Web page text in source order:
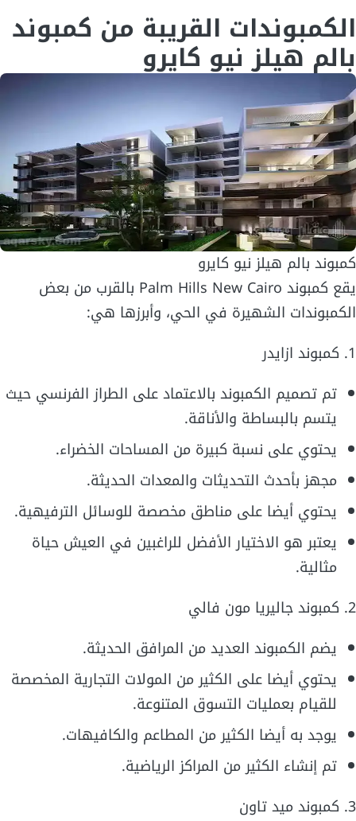
الكمبوندات القريبة من كمبوند
بالم هيلز نيو كايرو
كمبوند بالم هيلز نيو كايرو
يقع كمبوند Palm Hills New Cairo بالقرب من بعض
الكمبوندات الشهيرة في الحي، وأبرزها هي:
1. كمبوند ازايدر
تم تصميم الكمبوند بالاعتماد على الطراز الفرنسي حيث
يتسم بالبساطة والأناقة.
يحتوي على نسبة كبيرة من المساحات الخضراء.
مجهز بأحدث التحديثات والمعدات الحديثة.
يحتوي أيضا على مناطق مخصصة للوسائل الترفيهية.
يعتبر هو الاختيار الأفضل للراغبين في العيش حياة
مثالية.
2. كمبوند جاليريا مون فالي
يضم الكمبوند العديد من المرافق الحديثة.
يحتوي أيضا على الكثير من المولات التجارية المخصصة
للقيام بعمليات التسوق المتنوعة.
يوجد به أيضا الكثير من المطاعم والكافيهات.
تم إنشاء الكثير من المراكز الرياضية.
3. كمبوند ميد تاون